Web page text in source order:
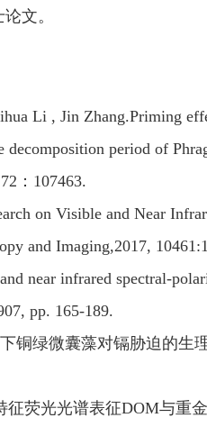
文。
Li , Jin Zhang.Priming
period of
： 107463.
on Visible and Near
and Imaging,2017,
near infrared spectral-
pp. 165-189.
铜绿微囊藻对镉胁迫的生
征荧光光谱表征DOM与重